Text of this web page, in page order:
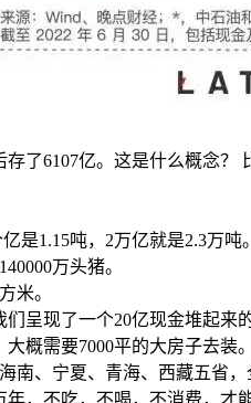
了6107亿。这是什么概念
是1.15吨，2万亿就是2.3万吨。
万头猪。
米。
呈现了一个20亿现金堆起来
概需要7000平的大房子去装。
南、宁夏、青海、西藏五省，
，不吃，不喝，不消费，才